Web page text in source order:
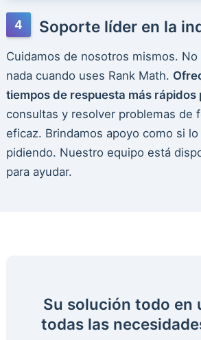
Soporte líder en la
Cuidamos de nosotros mismos.
nada cuando uses Rank Math.
tiempos de respuesta más rápidos
consultas y resolver problemas de
eficaz. Brindamos apoyo como si
pidiendo. Nuestro equipo está
para ayudar.
Su solución todo en
todas las